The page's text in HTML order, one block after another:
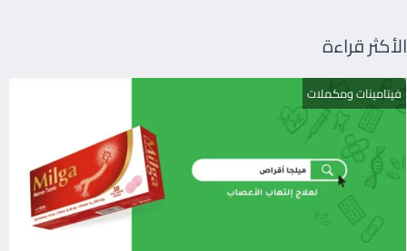
الأكثر قراءة
فيتامينات ومكملات